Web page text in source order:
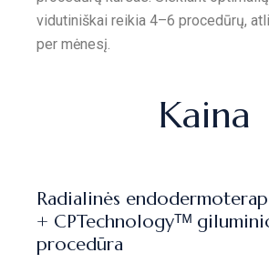
vidutiniškai reikia 4–6 procedūrų,
per mėnesį.
Kaina
Radialinės
+ CPTechnologyᵀᴹ
procedūra